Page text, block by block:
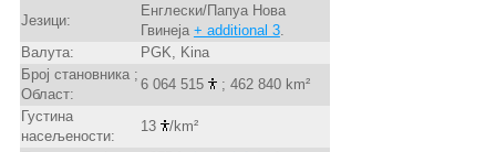
Језици:
Енглески/Папуа Нова
Гвинеја + additional 3.
Валута:
PGK, Kina
Број становника ;
Област:
6 064 515
; 462 840 km²
Густина
насељености:
13
/km²